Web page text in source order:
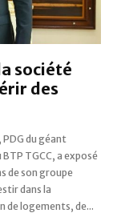
société
des
de logements, de...